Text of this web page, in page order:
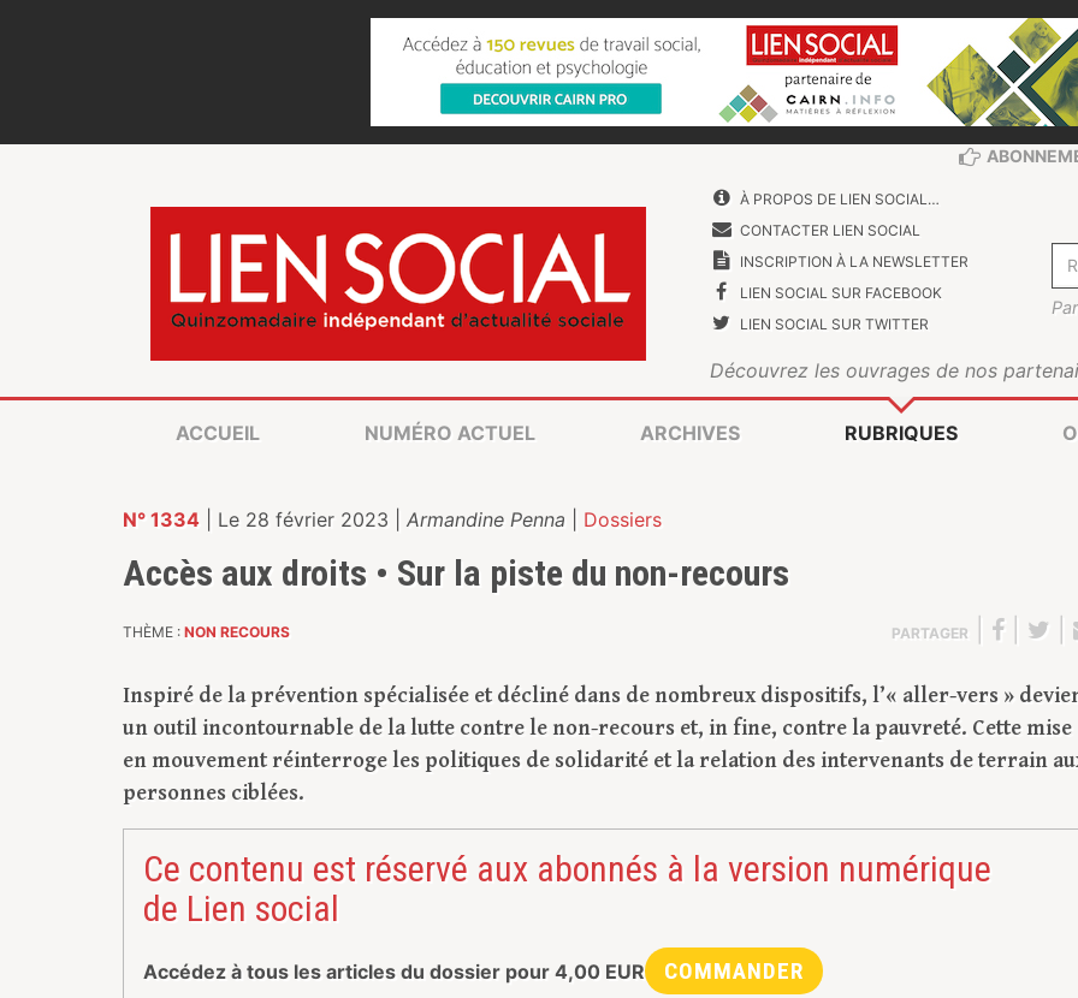
À PROPOS DE LIEN SOCIAL…
CONTACTER LIEN SOCIAL
INSCRIPTION À LA NEWSLETTER
LIEN SOCIAL SUR FACEBOOK
LIEN SOCIAL SUR TWITTER
Découvrez les ouvrages de nos
ACCUEIL NUMÉRO ACTUEL ARCHIVES RUBRIQUES
N° 1334 | Le 28 février 2023 | Armandine Penna Dossiers
Accès aux droits • Sur la piste du non-recours
THÈME : NON RECOURS PARTAGER
Inspiré de la prévention spécialisée et décliné dans de nombreux dispositifs, l’« aller-vers »
un outil incontournable de la lutte contre le non-recours et, in fine, contre la pauvreté. Cette mise
en mouvement réinterroge les politiques de solidarité et la relation des intervenants de terrain
personnes ciblées.
Ce contenu est réservé aux abonnés à la version numérique
de Lien social
Accédez à tous les articles du dossier pour 4,00 EUR COMMANDER